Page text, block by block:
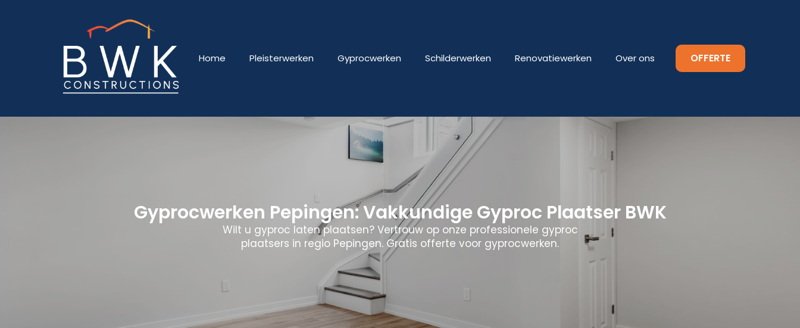
Home Pleisterwerken Gyprocwerken Schilderwerken Renovatiewerken Over ons OFFERTE
Gyprocwerken Pepingen: Vakkundige Gyproc Plaatser BWK
Wilt u gyproc laten plaatsen? Vertrouw op onze professionele gyproc
plaatsers in regio Pepingen. Gratis offerte voor gyprocwerken.